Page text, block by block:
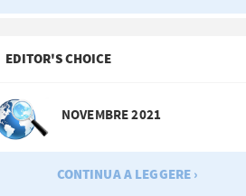
EDITOR'S CHOICE
NOVEMBRE 2021
CONTINUA A LEGGERE ›